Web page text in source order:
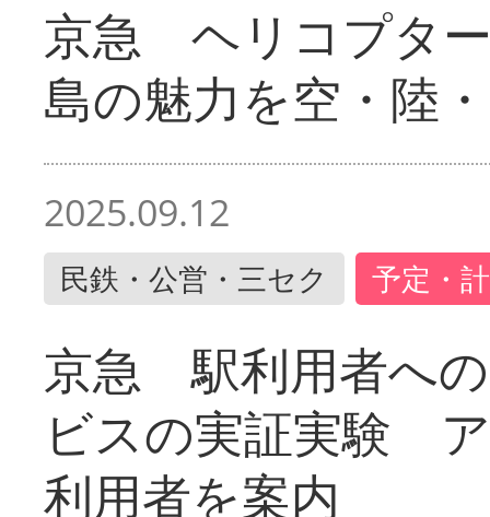
京急 ヘリコプタ
島の魅力を空・陸
2025.09.12
民鉄・公営・三セク 予定・
京急 駅利用者へ
ビスの実証実験
利用者を案内